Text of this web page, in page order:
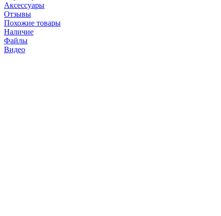
Аксессуары
Отзывы
Похожие товары
Наличие
Файлы
Видео